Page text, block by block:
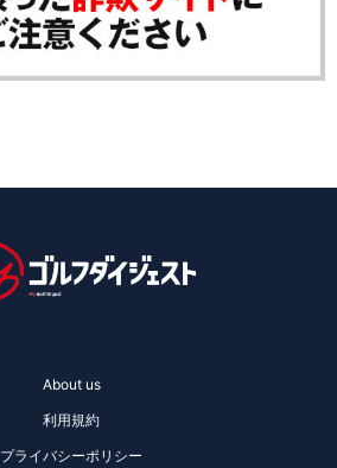
About us
利用規約
プライバシーポリシー